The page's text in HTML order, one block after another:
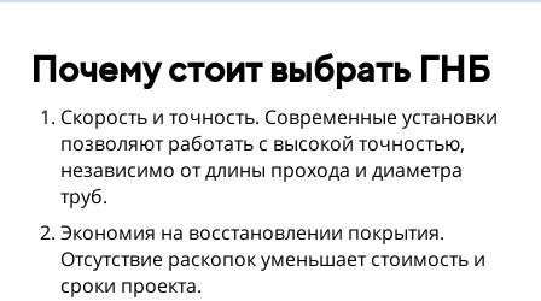
Почему стоит выбрать ГНБ
Скорость и точность. Современные установки
позволяют работать с высокой точностью,
независимо от длины прохода и диаметра
труб.
Экономия на восстановлении покрытия.
Отсутствие раскопок уменьшает стоимость и
сроки проекта.